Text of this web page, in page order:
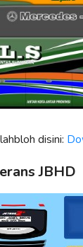
disini:
JBHD